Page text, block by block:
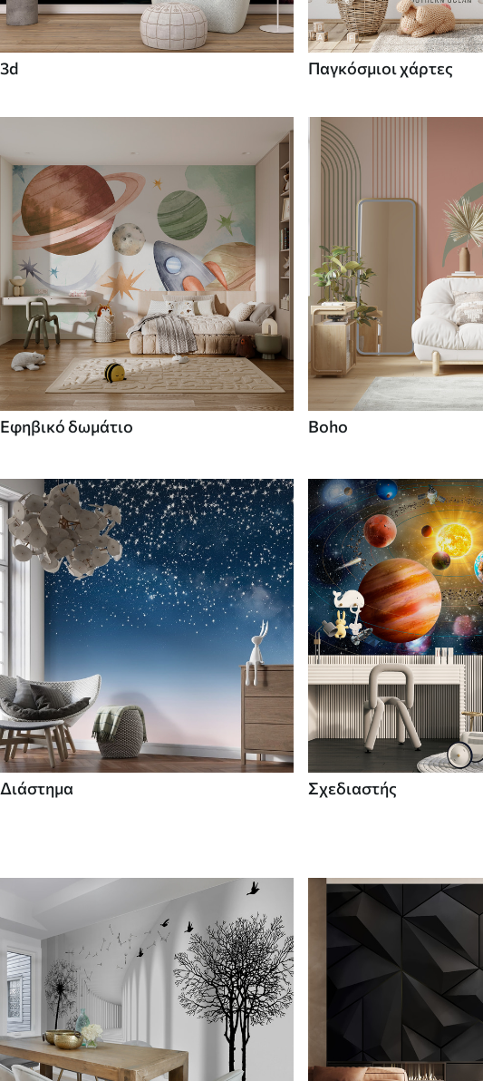
3d Παγκόσμιοι χάρτες
Εφηβικό δωμάτιο Boho
Διάστημα Σχεδιαστής